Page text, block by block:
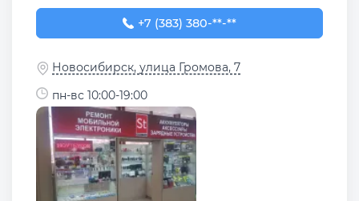
+7 (383) 380-15-74
+7 (383) 380-**-**
Новосибирск, улица Громова, 7
пн-вс 10:00-19:00